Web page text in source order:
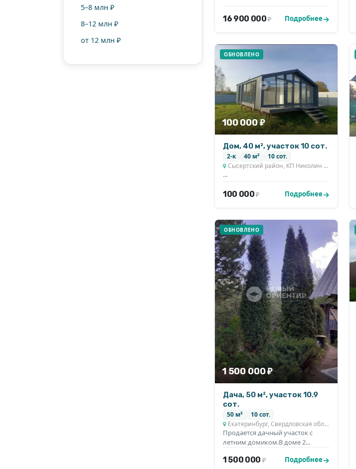
5–8 млн ₽
8–12 млн ₽
от 12 млн ₽
16 900 000₽ Подробнее
ОБНОВЛЕНО
100 000 ₽
Дом, 40 м², участок 10 сот.
2-к 40 м²
10 сот.
Сысертский район, КП Николин Ключ
...
100 000₽ Подробнее
ОБНОВЛЕНО
1 500 000 ₽
Дача, 50 м², участок 10.9
сот.
50 м²
10 сот.
Екатеринбург, Свердловская область
Продается дачный участок с
летним домиком.В доме 2...
1 500 000 ₽ Подробнее